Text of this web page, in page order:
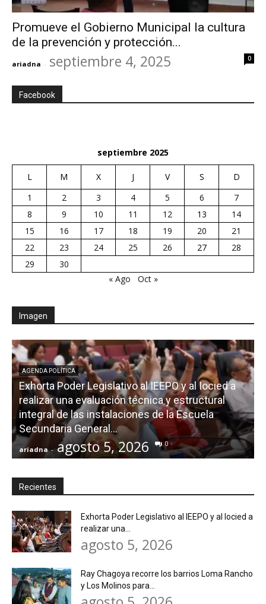
Promueve el Gobierno Municipal la cultura
de la prevención y protección...
ariadna - septiembre 4, 2025 0
Facebook
septiembre 2025
L M X J V S
D
1
2 3 4 5 6
7
8
9 10 11 12 13
14
15
16 17 18 19 20
21
22
23 24 25 26 27
28
29
30
« Ago
Oct »
Imagen
AGENDA POLÍTICA
Exhorta Poder Legislativo al IEEPO y al Iocied a
realizar una evaluación técnica y estructural
integral de las instalaciones de la Escuela
Secundaria General...
ariadna - agosto 5, 2026 0
Recientes
Exhorta Poder Legislativo al IEEPO y al Iocied a
realizar una...
agosto 5, 2026
Ray Chagoya recorre los barrios Loma Rancho
y Los Molinos para...